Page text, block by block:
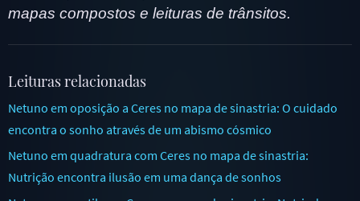
mapas compostos e leituras de trânsitos.
Leituras relacionadas
Netuno em oposição a Ceres no mapa de sinastria: O cuidado
encontra o sonho através de um abismo cósmico
Netuno em quadratura com Ceres no mapa de sinastria:
Nutrição encontra ilusão em uma dança de sonhos